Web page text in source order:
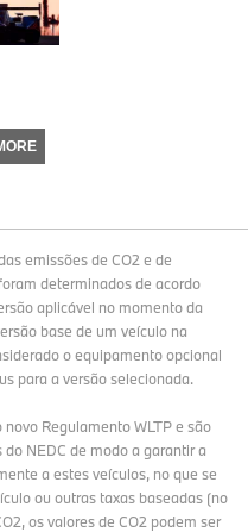
emissões de CO2 e de
determinados de acordo
aplicável no momento da
base de um veículo na
o equipamento opcional
para a versão selecionada.
Regulamento WLTP e são
NEDC de modo a garantir a
a estes veículos, no que se
ou outras taxas baseadas (no
os valores de CO2 podem ser